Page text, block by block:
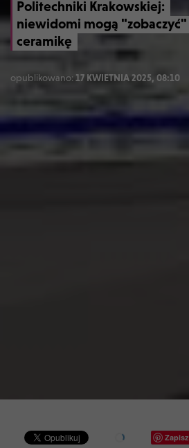
Politechniki Krakowskiej:
niewidomi mogą "zobaczyć"
ceramikę
opublikowano: 17 KWIETNIA 2025, 08:10
Zapisz